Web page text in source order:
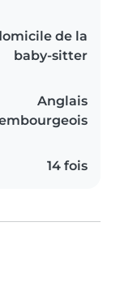
de la
baby-sitter
Anglais
14 fois